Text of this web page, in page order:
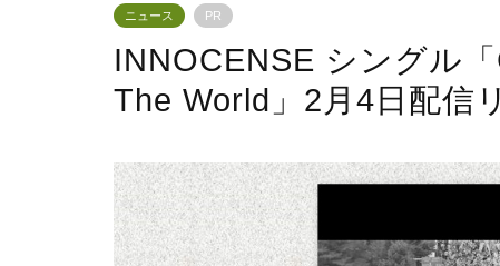
ニュース PR
INNOCENSE シングル
The World」2月4日配信